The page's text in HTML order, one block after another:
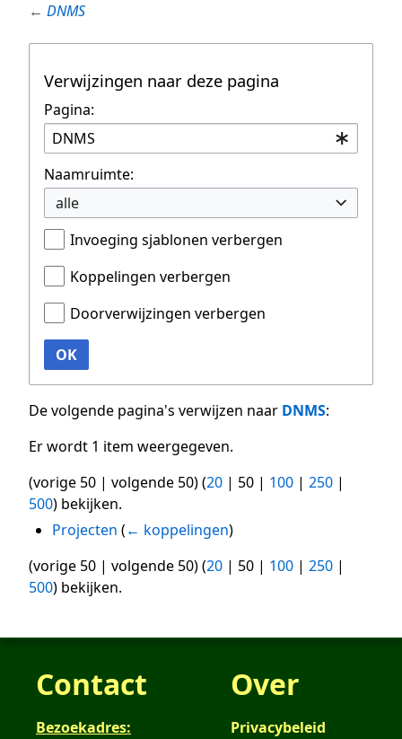
← DNMS
Verwijzingen naar deze pagina
Pagina:
Naamruimte:
alle
Invoeging sjablonen verbergen
Koppelingen verbergen
Doorverwijzingen verbergen
OK
De volgende pagina's verwijzen naar DNMS:
Er wordt 1 item weergegeven.
(vorige 50 | volgende 50) (20 | 50 | 100 | 250 |
500) bekijken.
Projecten (← koppelingen)
(vorige 50 | volgende 50) (20 | 50 | 100 | 250 |
500) bekijken.
Contact
Bezoekadres:
Over
Privacybeleid